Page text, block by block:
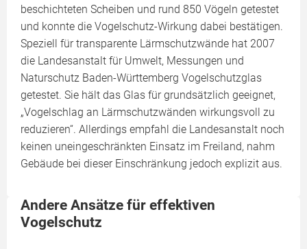
beschichteten Scheiben und rund 850 Vögeln getestet
und konnte die Vogelschutz-Wirkung dabei bestätigen.
Speziell für transparente Lärmschutzwände hat 2007
die Landesanstalt für Umwelt, Messungen und
Naturschutz Baden-Württemberg Vogelschutzglas
getestet. Sie hält das Glas für grundsätzlich geeignet,
„Vogelschlag an Lärmschutzwänden wirkungsvoll zu
reduzieren“. Allerdings empfahl die Landesanstalt noch
keinen uneingeschränkten Einsatz im Freiland, nahm
Gebäude bei dieser Einschränkung jedoch explizit aus.
Andere Ansätze für effektiven
Vogelschutz